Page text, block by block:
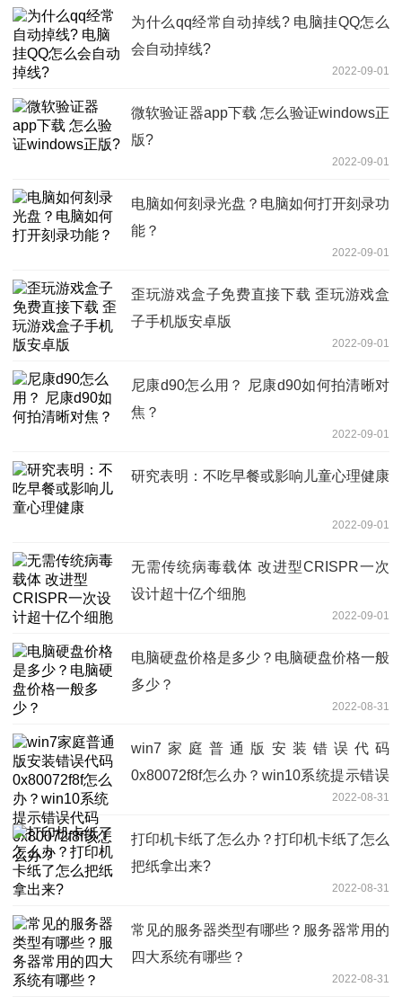
为什么qq经常自动掉线? 电脑挂QQ怎么
会自动掉线?
2022-09-01
微软验证器app下载 怎么验证windows正
版?
2022-09-01
电脑如何刻录光盘？电脑如何打开刻录功
能？
2022-09-01
歪玩游戏盒子免费直接下载 歪玩游戏盒
子手机版安卓版
2022-09-01
尼康d90怎么用？ 尼康d90如何拍清晰对
焦？
2022-09-01
研究表明：不吃早餐或影响儿童心理健康
2022-09-01
无需传统病毒载体 改进型CRISPR一次
设计超十亿个细胞
2022-09-01
电脑硬盘价格是多少？电脑硬盘价格一般
多少？
2022-08-31
win7家庭普通版安装错误代码
0x80072f8f怎么办？win10系统提示错误
2022-08-31
打印机卡纸了怎么办？打印机卡纸了怎么
把纸拿出来?
2022-08-31
常见的服务器类型有哪些？服务器常用的
四大系统有哪些？
2022-08-31